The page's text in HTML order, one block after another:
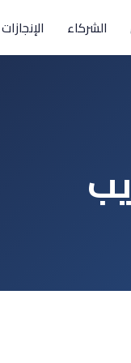
الإنجازات الشركاء